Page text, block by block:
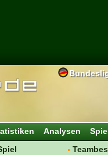
Analysen